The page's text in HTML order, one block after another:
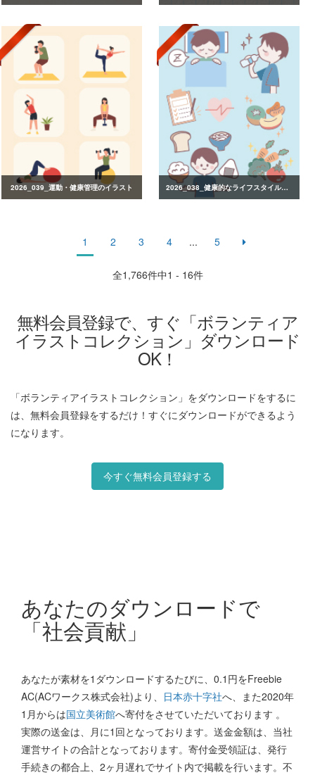
2026_039_運動・健康管理のイラスト 2026_038_健康的なライフスタイルのイラスト
1 2 3 4 ... 5
全1,766件中1 - 16件
無料会員登録で、すぐ「ボランティア
イラストコレクション」ダウンロード
OK！
「ボランティアイラストコレクション」をダウンロードをするに
は、無料会員登録をするだけ！すぐにダウンロードができるよう
になります。
今すぐ無料会員登録する
あなたのダウンロードで
「社会貢献」
あなたが素材を1ダウンロードするたびに、0.1円をFreebie
AC(ACワークス株式会社)より、 日本赤十字社へ、また2020年
1月からは国立美術館へ寄付をさせていただいております 。
実際の送金は、月に1回となっております。送金金額は、当社
運営サイトの合計となっております。寄付金受領証は、発行
手続きの都合上、2ヶ月遅れでサイト内で掲載を行います。不